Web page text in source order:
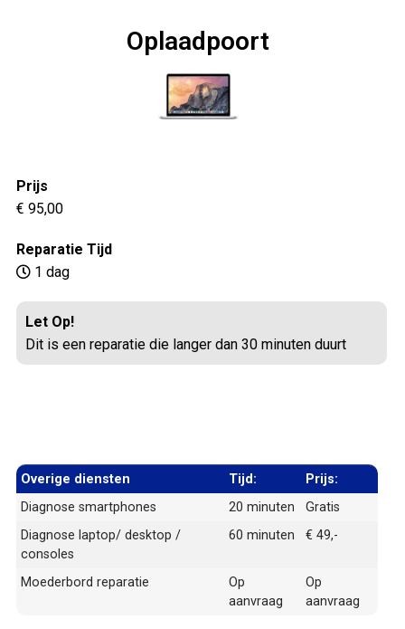
Oplaadpoort
Prijs
€ 95,00
Reparatie Tijd
1 dag
Let Op!
Dit is een reparatie die langer dan 30 minuten duurt
Overige diensten Tijd:
Prijs:
Diagnose smartphones
20 minuten
Gratis
Diagnose laptop/ desktop /
consoles
60 minuten € 49,-
Moederbord reparatie
Op
aanvraag
Op
aanvraag